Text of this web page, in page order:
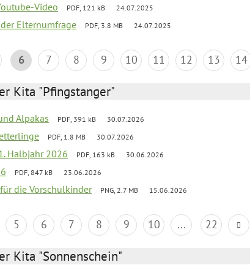
Video PDF, 121 kB 24.07.2025
Elternumfrage PDF, 3.8 MB 24.07.2025
6 7 8 9 10 11 12 13 14
Kita "Pfingstanger"
Alpakas PDF, 391 kB 30.07.2026
PDF, 1.8 MB 30.07.2026
Halbjahr 2026 PDF, 163 kB 30.06.2026
PDF, 847 kB 23.06.2026
die Vorschulkinder PNG, 2.7 MB 15.06.2026
5 6 7 8 9 10 ... 22
Kita "Sonnenschein"